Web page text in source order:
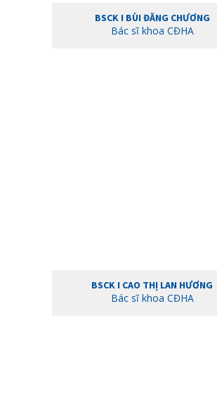
BSCK I BÙI ĐĂNG CHƯƠNG
Bác sĩ khoa CĐHA
BSCK I CAO THỊ LAN HƯƠNG
Bác sĩ khoa CĐHA